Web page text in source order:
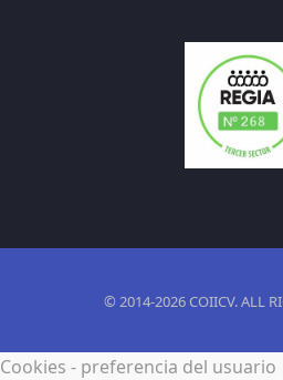
© 2014-2026 COIICV. ALL
Cookies - preferencia del usuario